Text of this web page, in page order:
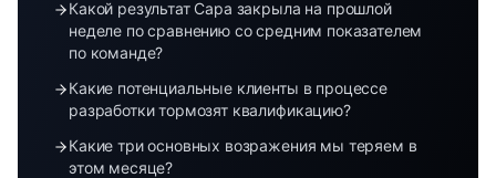
Какой результат Сара закрыла на прошлой
неделе по сравнению со средним показателем
по команде?
Какие потенциальные клиенты в процессе
разработки тормозят квалификацию?
Какие три основных возражения мы теряем в
этом месяце?